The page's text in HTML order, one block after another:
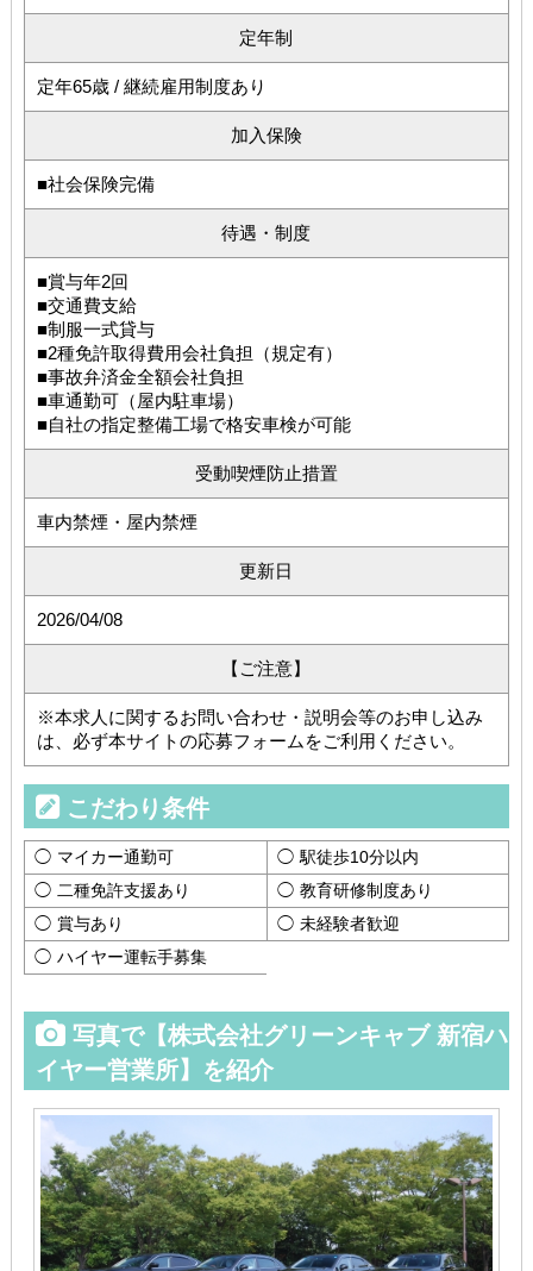
定年制
定年65歳 / 継続雇用制度あり
加入保険
■社会保険完備
待遇・制度
■賞与年2回
■交通費支給
■制服一式貸与
■2種免許取得費用会社負担（規定有）
■事故弁済金全額会社負担
■車通勤可（屋内駐車場）
■自社の指定整備工場で格安車検が可能
受動喫煙防止措置
車内禁煙・屋内禁煙
更新日
2026/04/08
【ご注意】
※本求人に関するお問い合わせ・説明会等のお申し込み
は、必ず本サイトの応募フォームをご利用ください。
こだわり条件
マイカー通勤可
駅徒歩10分以内
二種免許支援あり
教育研修制度あり
賞与あり
未経験者歓迎
ハイヤー運転手募集
写真で【株式会社グリーンキャブ 新宿ハ
イヤー営業所】を紹介